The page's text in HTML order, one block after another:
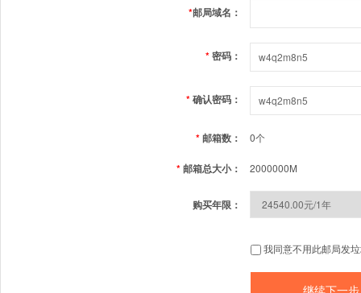
*邮局域名：
*密码：
*确认密码：
*邮箱数： 0个
*邮箱总大小： 2000000M
购买年限：
我同意不用此邮局发